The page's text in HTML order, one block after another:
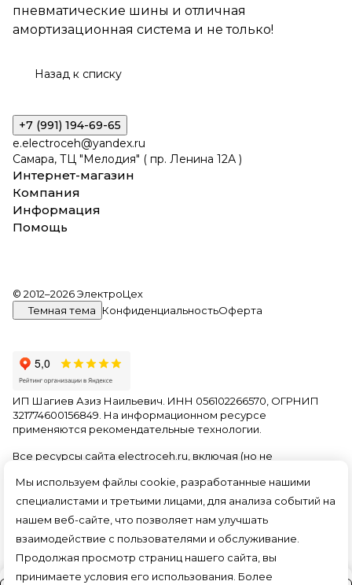
пневматические шины и отличная
амортизационная система и не только!
Назад к списку
Мы используем файлы cookie, разработанные нашими
специалистами и третьими лицами, для анализа событий на
нашем веб-сайте, что позволяет нам улучшать
взаимодействие с пользователями и обслуживание.
Продолжая просмотр страниц нашего сайта, вы
принимаете условия его использования. Более
+7 (991) 194-69-65
e.electroceh@yandex.ru
Самара, ТЦ "Мелодия" ( пр. Ленина 12А )
Интернет-магазин
Компания
Информация
Помощь
© 2012–2026 ЭлектроЦех
Темная тема
КонфиденциальностьОферта
ИП Шагиев Азиз Наильевич. ИНН 056102266570, ОГРНИП
321774600156849. На информационном ресурсе
применяются рекомендательные технологии
Все ресурсы сайта electroceh.ru, включая (но не
и видео информацию, структуру, дизайн и оформление
страниц, доменное имя, фирменное наименование
являются объектами авторского права и прав на
интеллектуальную собственность, защищены российским
законодательством и международными соглашениями об
охране авторских прав.Читать далее